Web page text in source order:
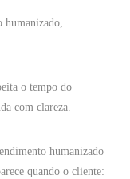
humanizado,
o tempo do
com clareza.
humanizado
quando o cliente: